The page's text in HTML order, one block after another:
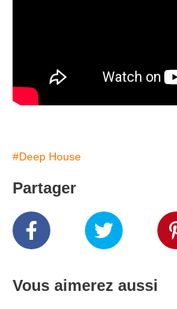
#Deep House
Partager
Vous aimerez aussi